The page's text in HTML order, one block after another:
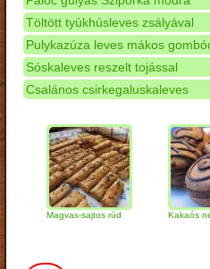
Töltött tyúkhúsleves zsályával
Pulykazúza leves mákos
Sóskaleves reszelt tojással
Csalános csirkegaluskaleves
Magvas-sajtos rúd Kakaós néró